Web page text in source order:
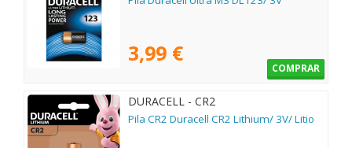
3,99 €
COMPRAR
DURACELL - CR2
Pila CR2 Duracell CR2 Lithium/ 3V/ Litio